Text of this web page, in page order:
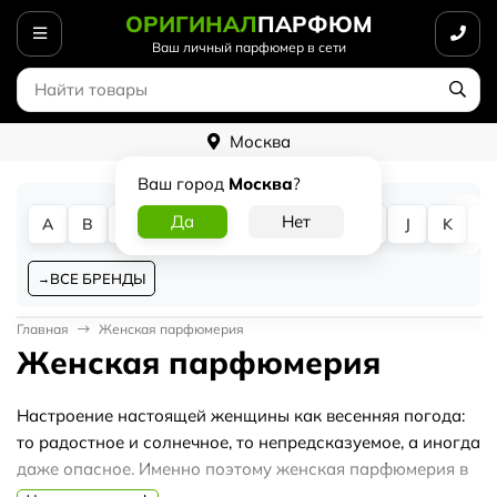
ОРИГИНАЛПАРФЮМ
Ваш личный парфюмер в сети
Москва
Ваш город Москва?
A B D G J K
ВСЕ БРЕНДЫ
Главная Женская парфюмерия
Женская парфюмерия
Настроение настоящей женщины как весенняя погода:
то радостное и солнечное, то непредсказуемое, а иногда
даже опасное. Именно поэтому женская парфюмерия в